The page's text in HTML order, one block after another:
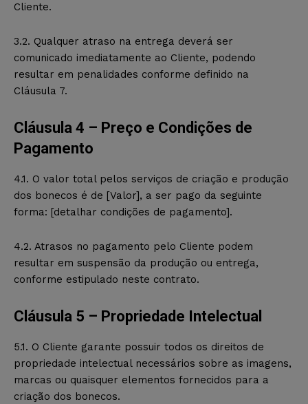
Cliente.
3.2. Qualquer atraso na entrega deverá ser
comunicado imediatamente ao Cliente, podendo
resultar em penalidades conforme definido na
Cláusula 7.
Cláusula 4 – Preço e Condições de
Pagamento
4.1. O valor total pelos serviços de criação e produção
dos bonecos é de [Valor], a ser pago da seguinte
forma: [detalhar condições de pagamento].
4.2. Atrasos no pagamento pelo Cliente podem
resultar em suspensão da produção ou entrega,
conforme estipulado neste contrato.
Cláusula 5 – Propriedade Intelectual
5.1. O Cliente garante possuir todos os direitos de
propriedade intelectual necessários sobre as imagens,
marcas ou quaisquer elementos fornecidos para a
criação dos bonecos.